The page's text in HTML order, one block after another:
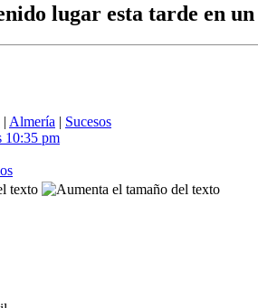
lugar esta tarde en
| Almería | Sucesos
10:35 pm